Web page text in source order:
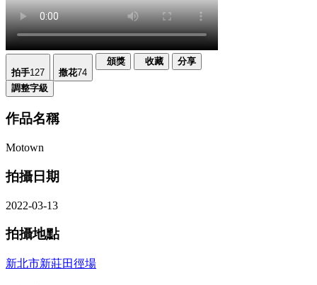
拍手127 撒花74
頒獎 收藏 分享
調整字級
作品名稱
Motown
拍攝日期
2022-03-13
拍攝地點
新北市新莊田徑場